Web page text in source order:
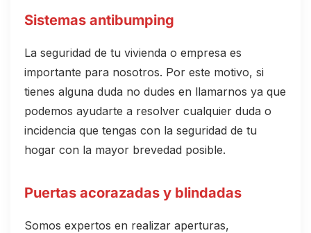
Sistemas antibumping
La seguridad de tu vivienda o empresa es
importante para nosotros. Por este motivo, si
tienes alguna duda no dudes en llamarnos ya que
podemos ayudarte a resolver cualquier duda o
incidencia que tengas con la seguridad de tu
hogar con la mayor brevedad posible.
Puertas acorazadas y blindadas
Somos expertos en realizar aperturas,